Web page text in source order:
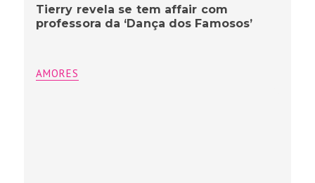
Tierry revela se tem affair com
professora da ‘Dança dos Famosos’
AMORES